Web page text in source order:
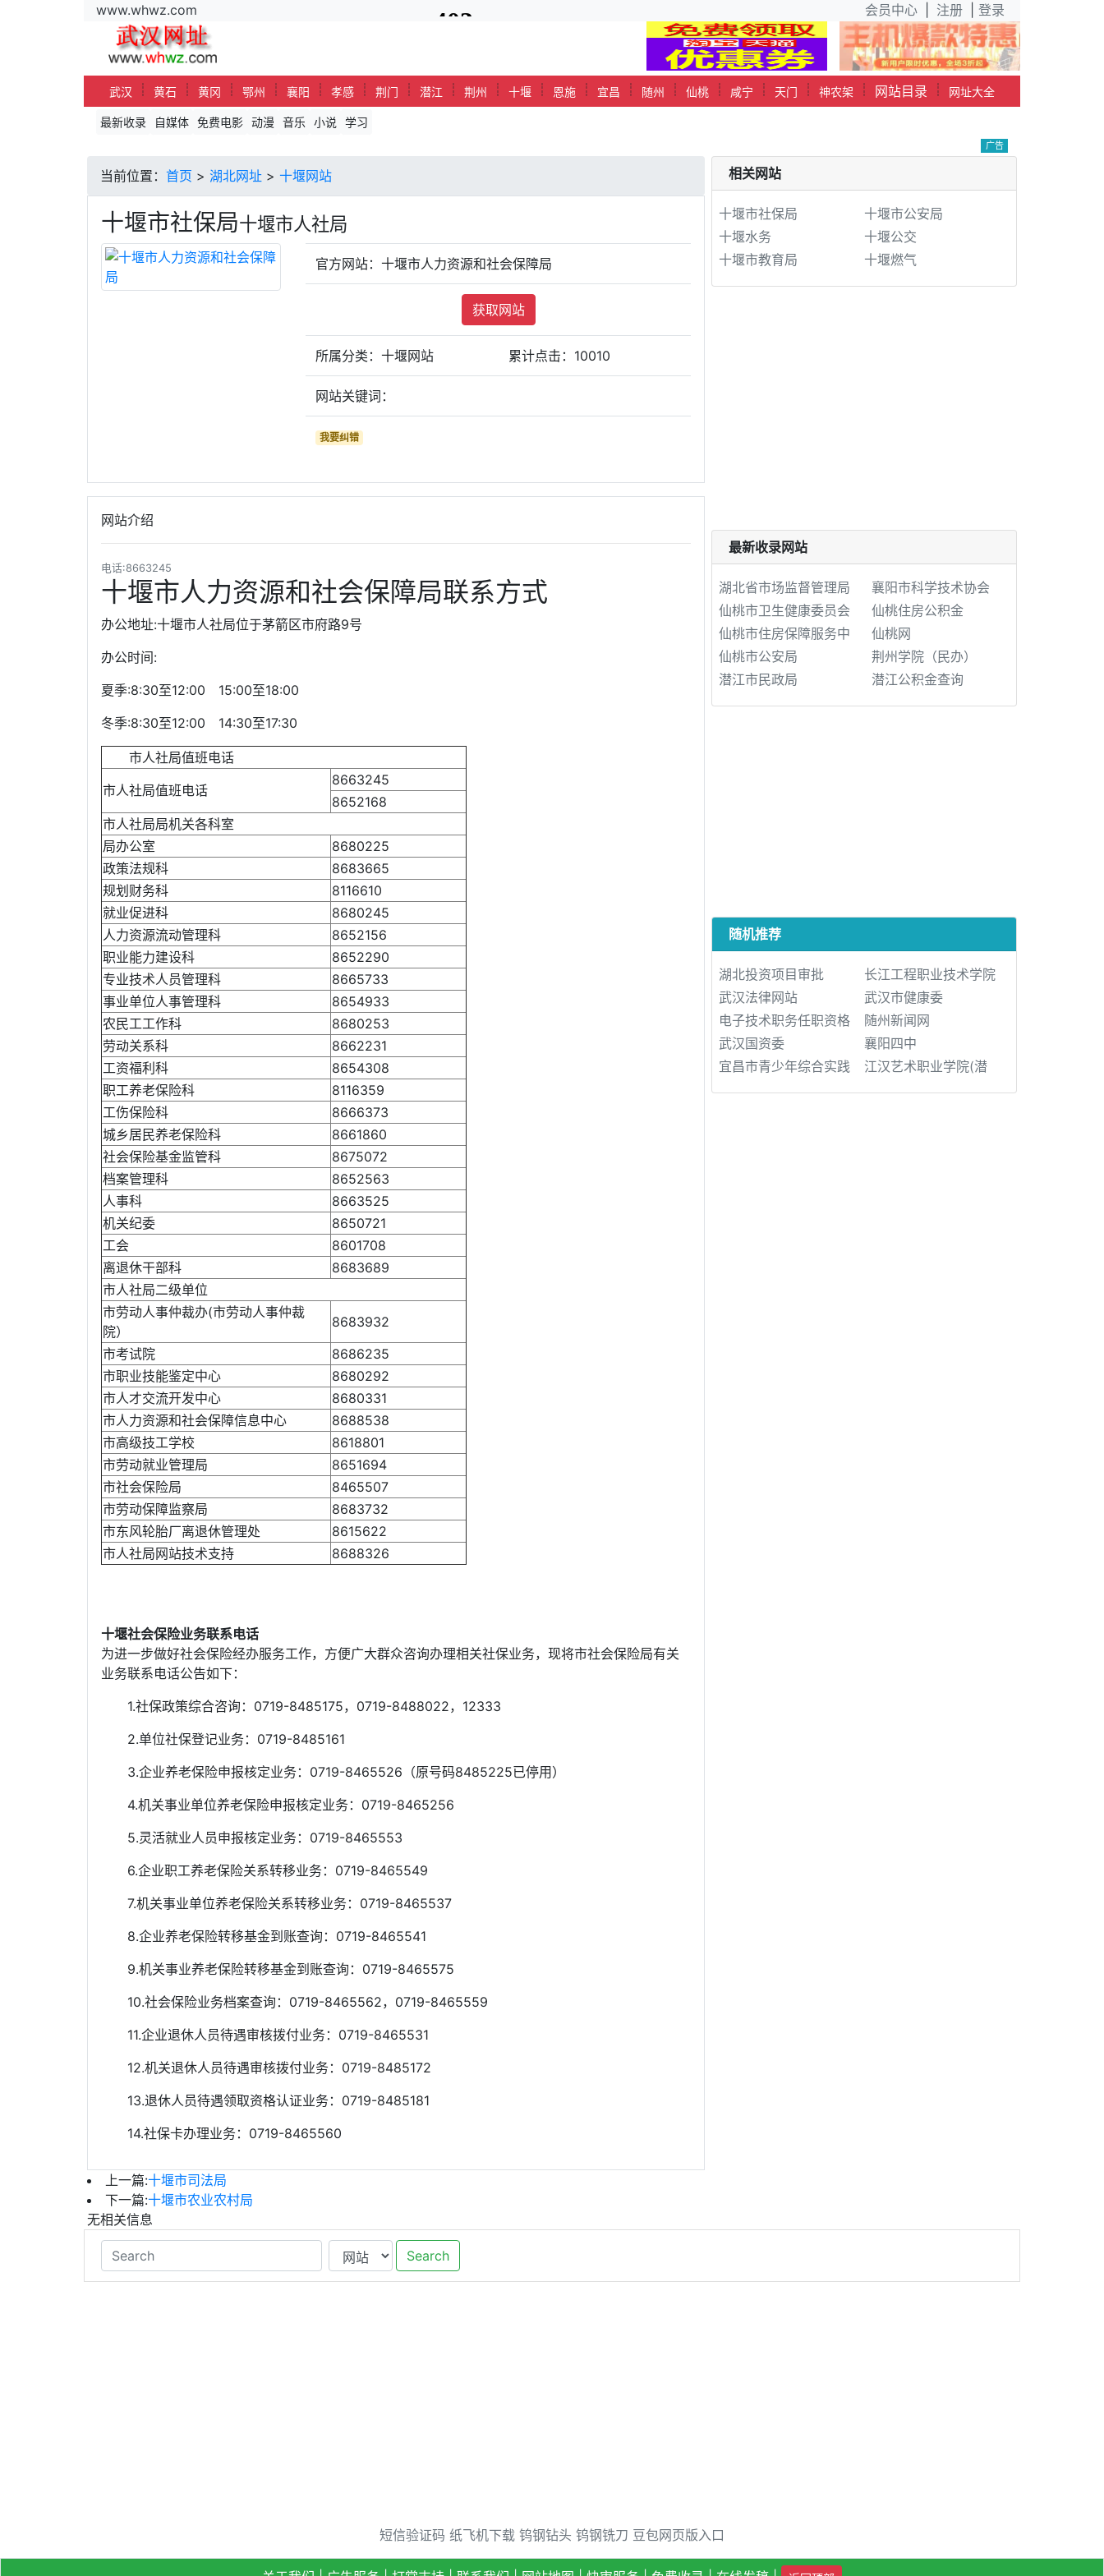
www.whwz.com 会员中心 注册 登录
武汉 ┊ 黄石 ┊ 黄冈 ┊ 鄂州 ┊ 襄阳 ┊ 孝感 ┊ 荆门 ┊ 潜江 ┊ 荆州 ┊ 十堰 ┊ 恩施 ┊ 宜昌 ┊ 随州 ┊ 仙桃 ┊ 咸宁 ┊ 天门 ┊ 神农架 ┊ 网站目录 ┊ 网址大全
最新收录 自媒体 免费电影 动漫 音乐 小说 学习
广告
当前位置： 首页 > 湖北网址 > 十堰网站
十堰市社保局十堰市人社局
官方网站：十堰市人力资源和社会保障局
获取网站
所属分类：十堰网站 累计点击： 10010
网站关键词：
我要纠错
网站介绍
电话:8663245
十堰市人力资源和社会保障局联系方式
办公地址:十堰市人社局位于茅箭区市府路9号
办公时间:
夏季:8:30至12:00 15:00至18:00
冬季:8:30至12:00 14:30至17:30
市人社局值班电话
市人社局值班电话
8663245
8652168
市人社局局机关各科室
局办公室
8680225
政策法规科
8683665
规划财务科
8116610
就业促进科
8680245
人力资源流动管理科
8652156
职业能力建设科
8652290
专业技术人员管理科
8665733
事业单位人事管理科
8654933
农民工工作科
8680253
劳动关系科
8662231
工资福利科
8654308
职工养老保险科
8116359
工伤保险科
8666373
城乡居民养老保险科
8661860
社会保险基金监管科
8675072
档案管理科
8652563
人事科
8663525
机关纪委
8650721
工会
8601708
离退休干部科
8683689
市人社局二级单位
市劳动人事仲裁办(市劳动人事仲裁
院）
8683932
市考试院
8686235
市职业技能鉴定中心
8680292
市人才交流开发中心
8680331
市人力资源和社会保障信息中心
8688538
市高级技工学校
8618801
市劳动就业管理局
8651694
市社会保险局
8465507
市劳动保障监察局
8683732
市东风轮胎厂离退休管理处
8615622
市人社局网站技术支持
8688326
十堰社会保险业务联系电话
为进一步做好社会保险经办服务工作，方便广大群众咨询办理相关社保业务，现将市社会保险局有关
业务联系电话公告如下：
1.社保政策综合咨询：0719-8485175，0719-8488022，12333
2.单位社保登记业务：0719-8485161
3.企业养老保险申报核定业务：0719-8465526（原号码8485225已停用）
4.机关事业单位养老保险申报核定业务：0719-8465256
5.灵活就业人员申报核定业务：0719-8465553
6.企业职工养老保险关系转移业务：0719-8465549
7.机关事业单位养老保险关系转移业务：0719-8465537
8.企业养老保险转移基金到账查询：0719-8465541
9.机关事业养老保险转移基金到账查询：0719-8465575
10.社会保险业务档案查询：0719-8465562，0719-8465559
11.企业退休人员待遇审核拨付业务：0719-8465531
12.机关退休人员待遇审核拨付业务：0719-8485172
13.退休人员待遇领取资格认证业务：0719-8485181
14.社保卡办理业务：0719-8465560
上一篇:十堰市司法局
下一篇:十堰市农业农村局
无相关信息
相关网站
十堰市社保局
十堰市公安局
十堰水务
十堰公交
十堰市教育局
十堰燃气
最新收录网站
湖北省市场监督管理局
襄阳市科学技术协会
仙桃市卫生健康委员会
仙桃住房公积金
仙桃市住房保障服务中
仙桃网
仙桃市公安局
荆州学院（民办）
潜江市民政局
潜江公积金查询
随机推荐
湖北投资项目审批
长江工程职业技术学院
武汉法律网站
武汉市健康委
电子技术职务任职资格
随州新闻网
武汉国资委
襄阳四中
宜昌市青少年综合实践
江汉艺术职业学院(潜
Search
短信验证码 纸飞机下载 钨钢钻头 钨钢铣刀 豆包网页版入口